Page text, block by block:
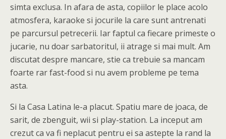
simta exclusa. In afara de asta, copiilor le place acolo
atmosfera, karaoke si jocurile la care sunt antrenati
pe parcursul petrecerii. Iar faptul ca fiecare primeste o
jucarie, nu doar sarbatoritul, ii atrage si mai mult. Am
discutat despre mancare, stie ca trebuie sa mancam
foarte rar fast-food si nu avem probleme pe tema
asta.
Si la Casa Latina le-a placut. Spatiu mare de joaca, de
sarit, de zbenguit, wii si play-station. La inceput am
crezut ca va fi neplacut pentru ei sa astepte la rand la